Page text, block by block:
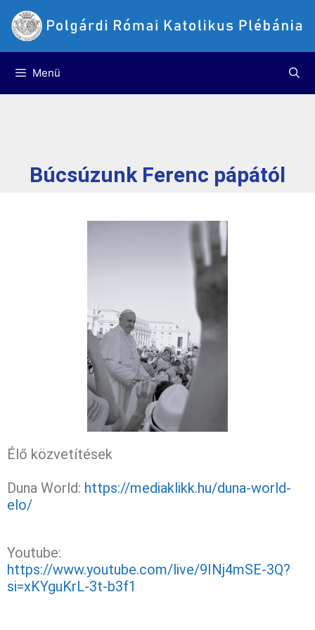
Menü
Búcsúzunk Ferenc pápától
Élő közvetítések
Duna World: https://mediaklikk.hu/duna-world-
elo/
Youtube:
https://www.youtube.com/live/9INj4mSE-3Q?
si=xKYguKrL-3t-b3f1